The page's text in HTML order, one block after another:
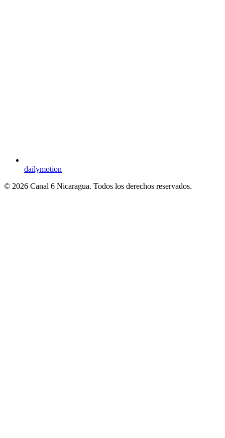
dailymotion
© 2026 Canal 6 Nicaragua. Todos los derechos reservados.